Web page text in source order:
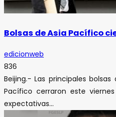
Bolsas de Asia Pacífico
edicionweb
836
Beijing.- Las principales
Pacífico cerraron este
expectativas...